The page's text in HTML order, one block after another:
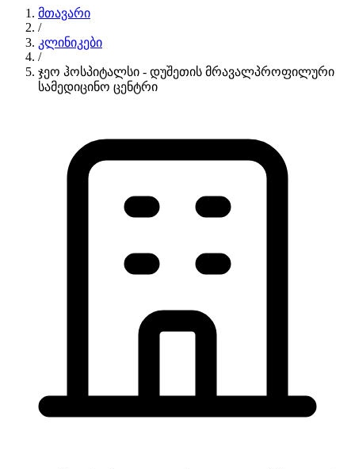
მთავარი
/
კლინიკები
/
ჯეო ჰოსპიტალსი - დუშეთის მრავალპროფილური
სამედიცინო ცენტრი